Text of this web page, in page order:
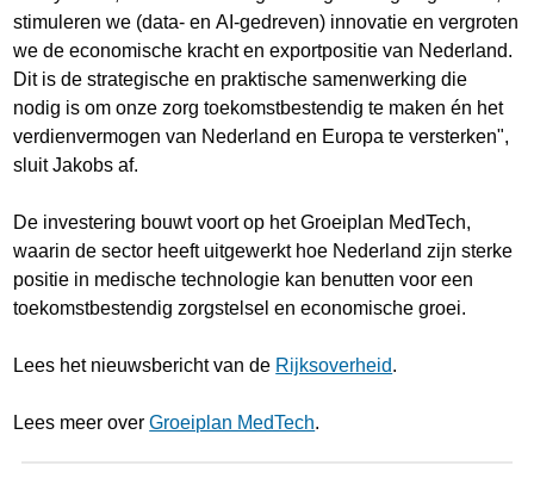
stimuleren we (data- en AI-gedreven) innovatie en vergroten
we de economische kracht en exportpositie van Nederland.
Dit is de strategische en praktische samenwerking die
nodig is om onze zorg toekomstbestendig te maken én het
verdienvermogen van Nederland en Europa te versterken",
sluit Jakobs af.
De investering bouwt voort op het Groeiplan MedTech,
waarin de sector heeft uitgewerkt hoe Nederland zijn sterke
positie in medische technologie kan benutten voor een
toekomstbestendig zorgstelsel en economische groei.
Lees het nieuwsbericht van de Rijksoverheid.
Lees meer overGroeiplan MedTech.